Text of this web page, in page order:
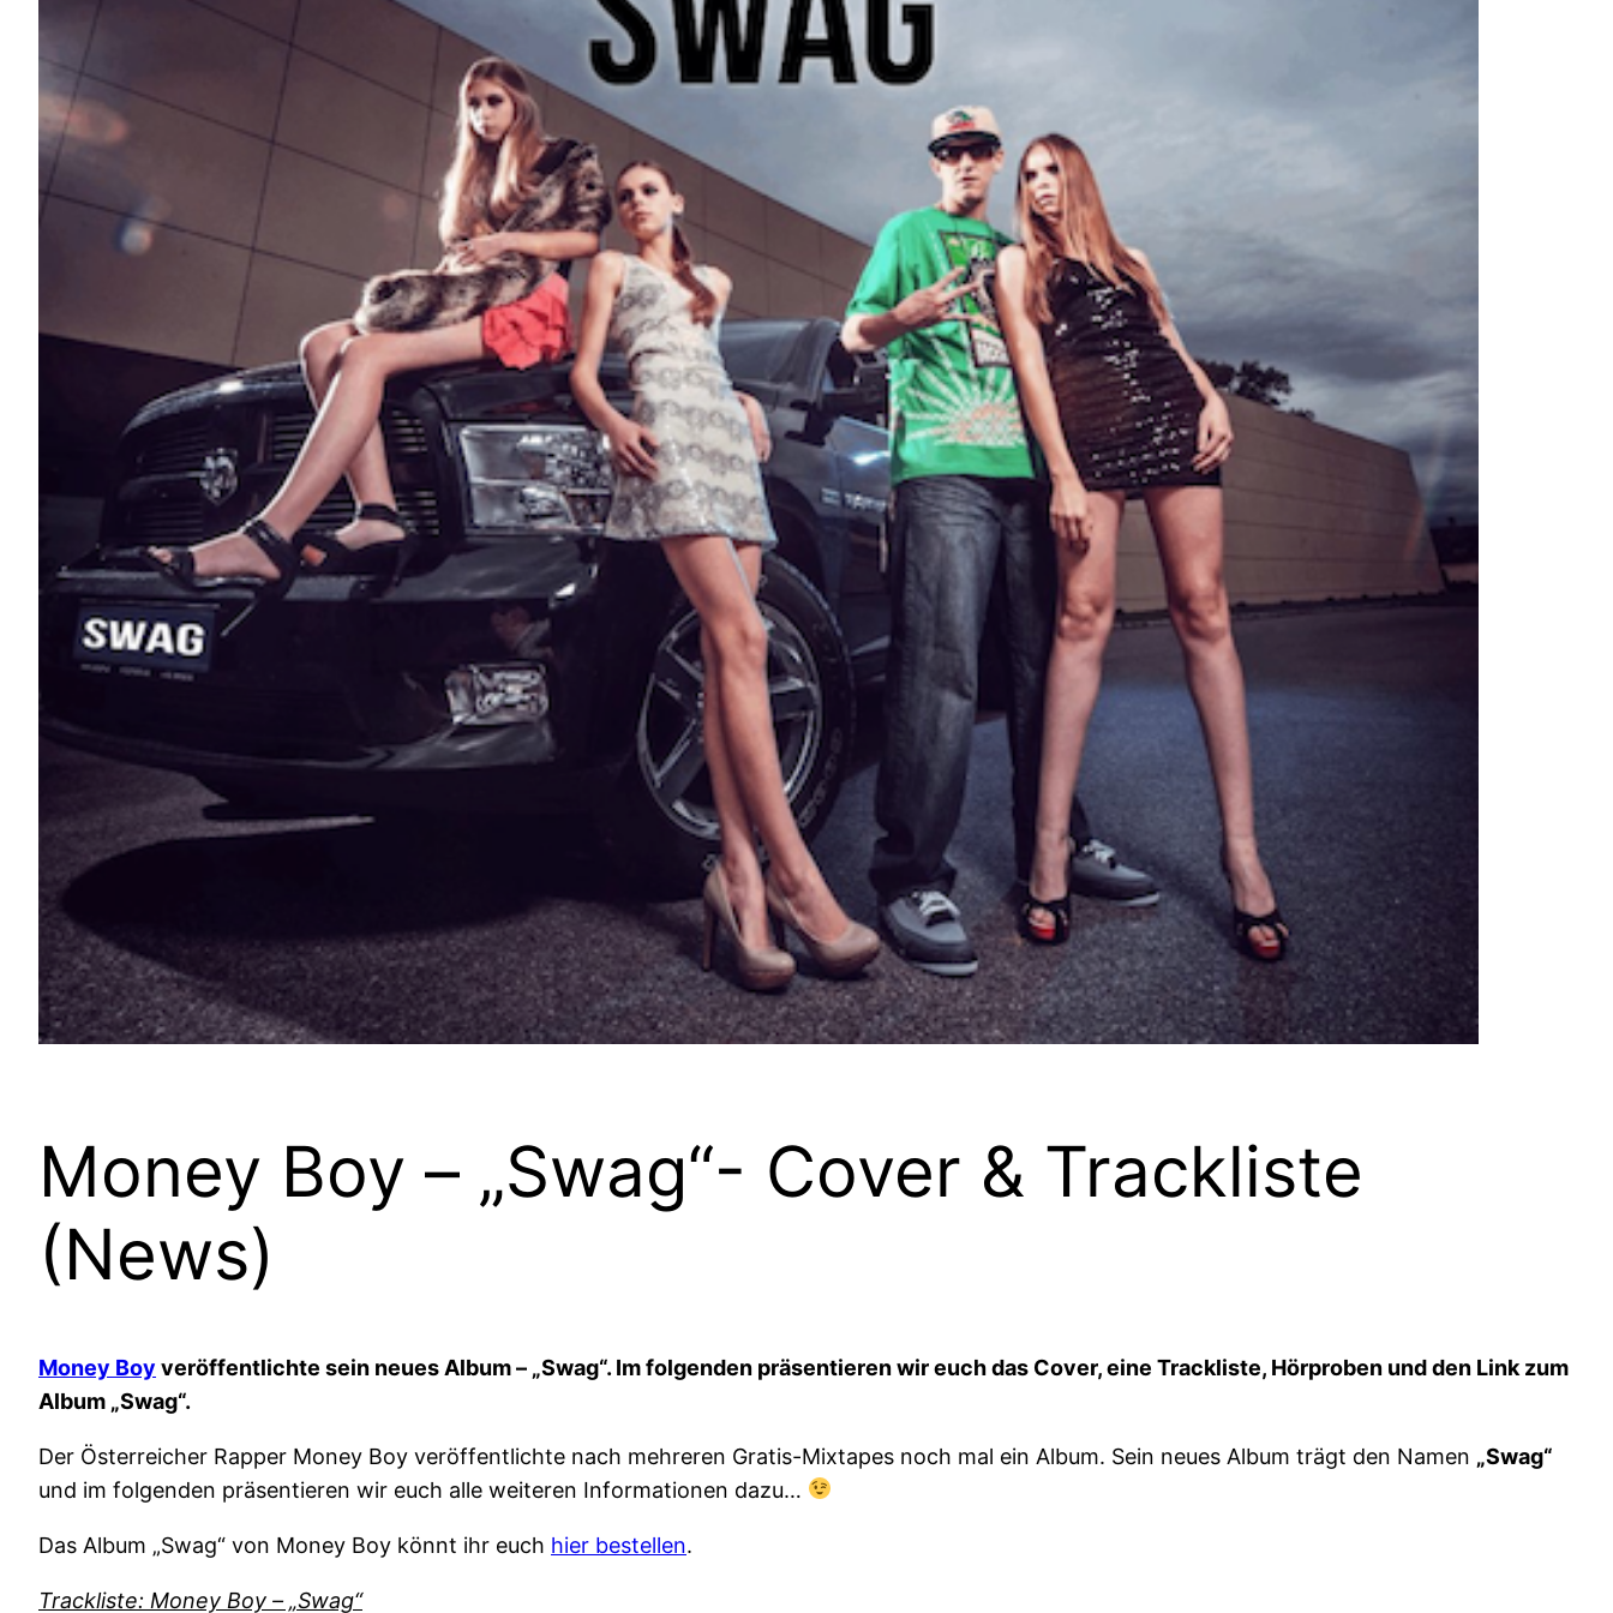
Money Boy – „Swag“- Cover & Trackliste
(News)
Money Boy veröffentlichte sein neues Album – „Swag“. Im folgenden präsentieren wir euch das Cover, eine Trackliste, Hörproben und den Link zum
Album „Swag“.
Der Österreicher Rapper Money Boy veröffentlichte nach mehreren Gratis-Mixtapes noch mal ein Album. Sein neues Album trägt den Namen „Swag“
und im folgenden präsentieren wir euch alle weiteren Informationen dazu…
Das Album „Swag“ von Money Boy könnt ihr euch hier bestellen.
Trackliste: Money Boy – „Swag“